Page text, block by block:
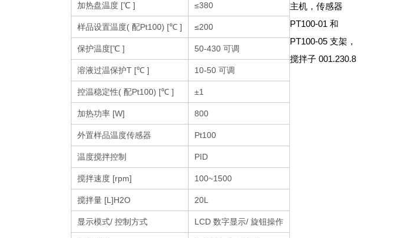
加热盘温度 [℃ ] ≤380
样品设置温度( 配Pt100) [℃ ] ≤200
保护温度[℃ ] 50-430 可调
溶液过温保护T [℃ ] 10-50 可调
控温稳定性( 配Pt100) [℃ ] ±1
加热功率 [W] 800
外置样品温度传感器 Pt100
温度搅拌控制 PID
搅拌速度 [rpm] 100~1500
搅拌量 [L]H2O 20L
显示模式/ 控制方式 LCD 数字显示/ 旋钮操作
主机，传感器
PT100-01 和
PT100-05 支架，
搅拌子 001.230.8